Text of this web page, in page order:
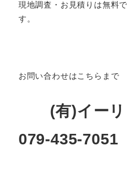
現地調査・お見積りは無料
す。
お問い合わせはこちらまで
(有)イー
079-435-7051